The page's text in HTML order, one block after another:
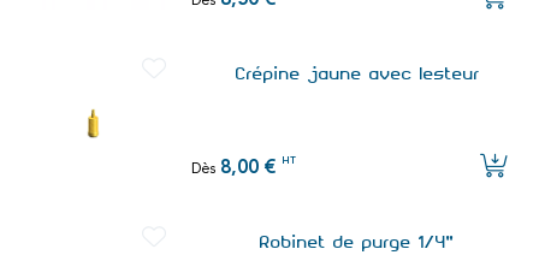
Crépine jaune avec lesteur
Dès 8,00 € HT
Robinet de purge 1/4"